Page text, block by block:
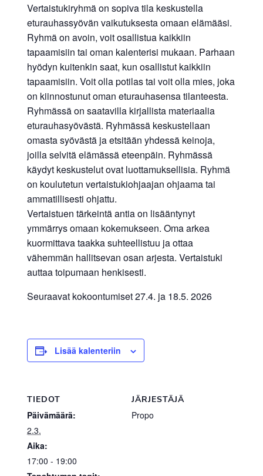
Vertaistukiryhmä on sopiva tila keskustella
eturauhassyövän vaikutuksesta omaan elämääsi.
Ryhmä on avoin, voit osallistua kaikkiin
tapaamisiin tai oman kalenterisi mukaan. Parhaan
hyödyn kuitenkin saat, kun osallistut kaikkiin
tapaamisiin. Voit olla potilas tai voit olla mies, joka
on kiinnostunut oman eturauhasensa tilanteesta.
Ryhmässä on saatavilla kirjallista materiaalia
eturauhasyövästä. Ryhmässä keskustellaan
omasta syövästä ja etsitään yhdessä keinoja,
joilla selvitä elämässä eteenpäin. Ryhmässä
käydyt keskustelut ovat luottamuksellisia. Ryhmä
on koulutetun vertaistukiohjaajan ohjaama tai
ammatillisesti ohjattu.
Vertaistuen tärkeintä antia on lisääntynyt
ymmärrys omaan kokemukseen. Oma arkea
kuormittava taakka suhteellistuu ja ottaa
vähemmän hallitsevan osan arjesta. Vertaistuki
auttaa toipumaan henkisesti.
Seuraavat kokoontumiset 27.4. ja 18.5. 2026
Lisää kalenteriin
TIEDOT
Päivämäärä:
2.3.
Aika:
17:00 - 19:00
JÄRJESTÄJÄ
Propo